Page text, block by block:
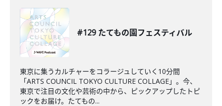
#129 たてもの園フェスティバル
東京に集うカルチャーをコラージュしていく10分間
「ARTS COUNCIL TOKYO CULTURE COLLAGE」。今、
東京で注目の文化や芸術の中から、ピックアップしたトピ
ックをお届け。たてもの...